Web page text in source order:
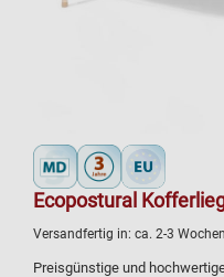
Ecopostural
Versandfertig in: ca. 2-3 Wochen
Preisgünstige und